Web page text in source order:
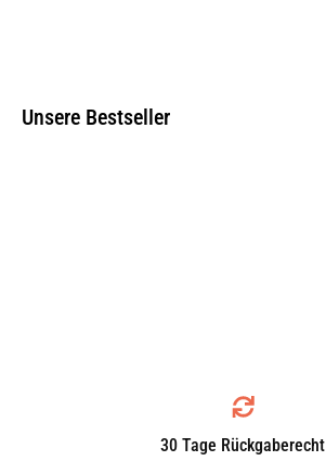
Unsere Bestseller
30 Tage Rückgaberecht